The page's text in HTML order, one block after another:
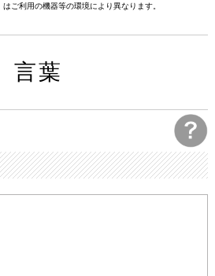
ご利用の機器等の環境により異なります。
言葉